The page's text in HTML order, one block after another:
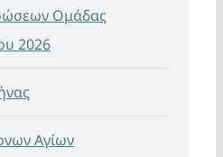
Ομάδας
2026
Αγίων